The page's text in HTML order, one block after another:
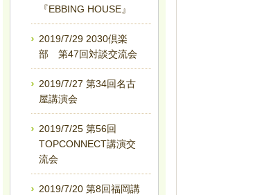
『EBBING HOUSE』
2019/7/29 2030倶楽
部 第47回対談交流会
2019/7/27 第34回名古
屋講演会
2019/7/25 第56回
TOPCONNECT講演交
流会
2019/7/20 第8回福岡講